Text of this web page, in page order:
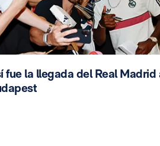
fue la llegada del Real Madrid